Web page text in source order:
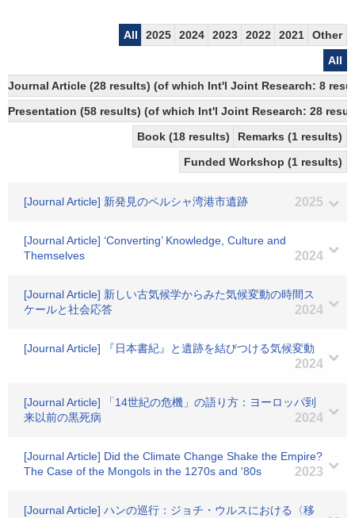
All 2025 2024 2023 2022 2021
Other
All
Journal Article (28 results) (of which Int'l Joint Research: 8
Presentation (58 results) (of which Int'l Joint Research: 28
Book (18 results)
Remarks (1 results)
Funded Workshop (1 results)
[Journal Article] 新発見のペルシャ湾港市遺跡 2025
[Journal Article] ‘Converting’ Knowledge, Culture and
Themselves
2024
[Journal Article] 新しい古気候学からみた気候変動の時間ス
ケールと社会応答
2024
[Journal Article] 『日本書紀』と遺跡を結びつける気候変動
2024
[Journal Article] 「14世紀の危機」の語り方：ヨーロッパ到
来以前の黒死病
2024
[Journal Article] Did the Climate Change Shake the Empire?
The Case of the Mongols in the 1270s and '80s
2023
[Journal Article] ハンの巡行：ジョチ・ウルスにおける〈移